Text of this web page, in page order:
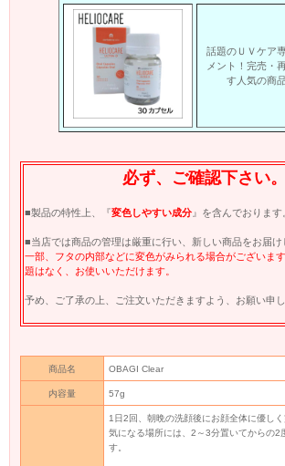
話題のＵＶケア
メント！完売・
す人気の商
必ず、ご確認下さい。
■製品の特性上、『変色しやすい成分 』を含んでおります
■当店では商品の管理は厳重に行い、新しい商品をお届け
一部、フタの内部などに変色がみられる場合がございま
題はなく、お使いいただけます。
予め、ご了承の上、ご注文いただきますよう、お願い申し
商品名 OBAGI Clear
内容量 57g
1日2回、朝晩の洗顔後にお顔全体に優し
気になる場所には、2～3分置いてからの2
す。